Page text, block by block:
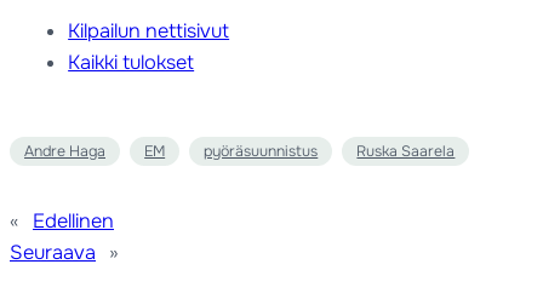
Kilpailun nettisivut
Kaikki tulokset
Andre Haga EM pyöräsuunnistus Ruska Saarela
«
Edellinen
Seuraava
»